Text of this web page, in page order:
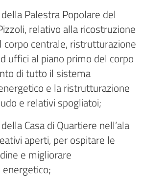
Palestra Popolare del
relativo alla ricostruzione
corpo centrale, ristrutturazione
uffici al piano primo del corpo
di tutto il sistema
e la ristrutturazione
e relativi spogliatoi;
della Casa di Quartiere nell’ala
aperti, per ospitare le
e migliorare